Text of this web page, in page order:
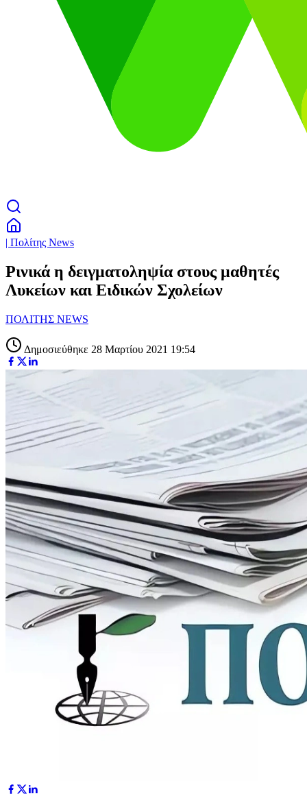
| Πολίτης News
Ρινικά η δειγματοληψία στους μαθητές
Λυκείων και Ειδικών Σχολείων
ΠΟΛΙΤΗΣ NEWS
Δημοσιεύθηκε 28 Μαρτίου 2021 19:54